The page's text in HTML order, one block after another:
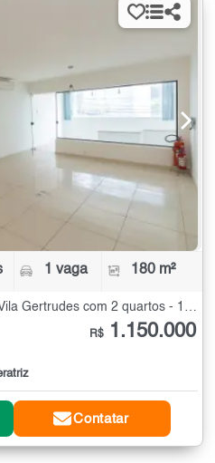
1 vaga 180 m²
Casa Comercial à Venda na Vila Gertrudes com 2 quartos - 180 m²
R$ 1.150.000
Contatar